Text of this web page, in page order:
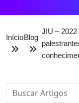
InícioBlog
JIU –